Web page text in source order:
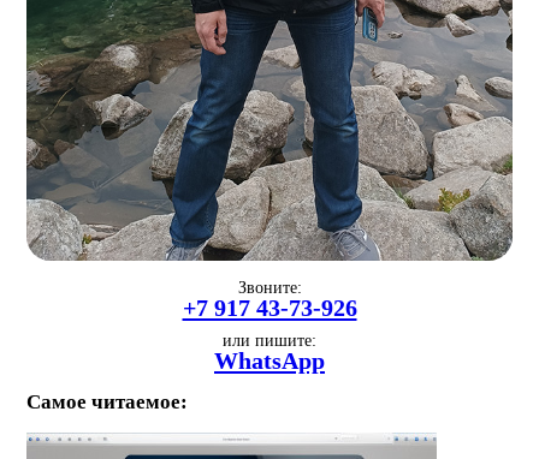
Звоните:
+7 917 43-73-926
или пишите:
WhatsApp
Самое читаемое: